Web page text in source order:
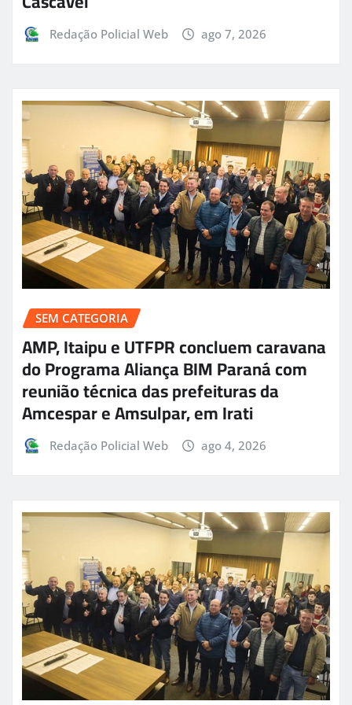
Redação Policial Web ago 7, 2026
SEM CATEGORIA
AMP, Itaipu e UTFPR concluem caravana
do Programa Aliança BIM Paraná com
reunião técnica das prefeituras da
Amcespar e Amsulpar, em Irati
Redação Policial Web ago 4, 2026